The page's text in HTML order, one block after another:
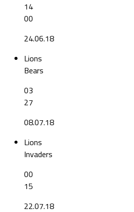
14
00
24.06.18
Lions
Bears
03
27
08.07.18
Lions
Invaders
00
15
22.07.18